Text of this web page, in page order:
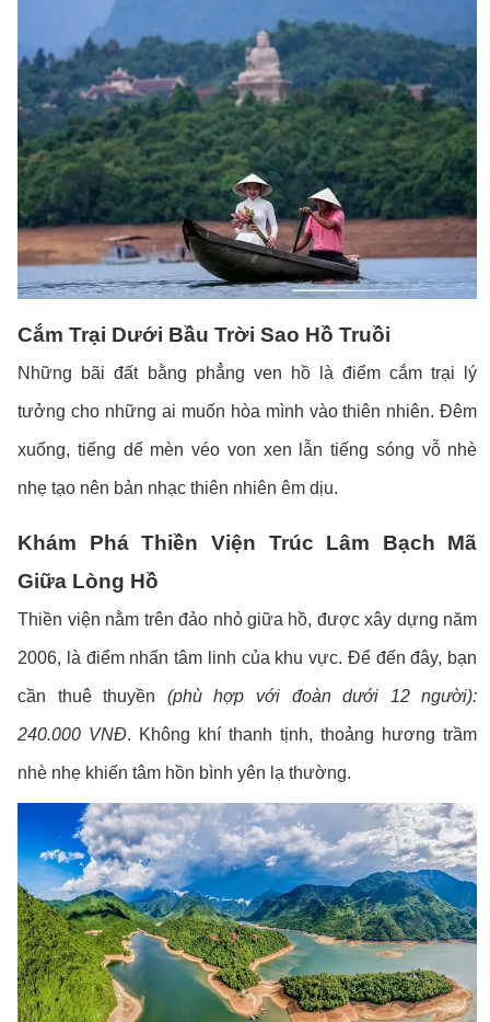
Cắm Trại Dưới Bầu Trời Sao Hồ Truồi
Những bãi đất bằng phẳng ven hồ là điểm cắm trại lý
tưởng cho những ai muốn hòa mình vào thiên nhiên. Đêm
xuống, tiếng dế mèn véo von xen lẫn tiếng sóng vỗ nhè
nhẹ tạo nên bản nhạc thiên nhiên êm dịu.
Khám Phá Thiền Viện Trúc Lâm Bạch Mã
Giữa Lòng Hồ
Thiền viện nằm trên đảo nhỏ giữa hồ, được xây dựng năm
2006, là điểm nhấn tâm linh của khu vực. Để đến đây, bạn
cần thuê thuyền (phù hợp với đoàn dưới 12 người):
240.000 VNĐ. Không khí thanh tịnh, thoảng hương trầm
nhè nhẹ khiến tâm hồn bình yên lạ thường.